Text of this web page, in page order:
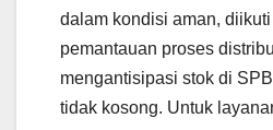
dalam kondisi aman,
pemantauan proses
mengantisipasi stok di
tidak kosong. Untuk